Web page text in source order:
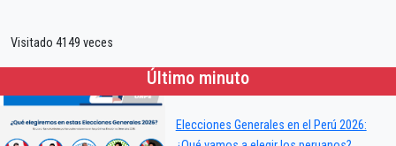
Visitado 4149 veces
Último minuto
Elecciones Generales en el Perú 2026: